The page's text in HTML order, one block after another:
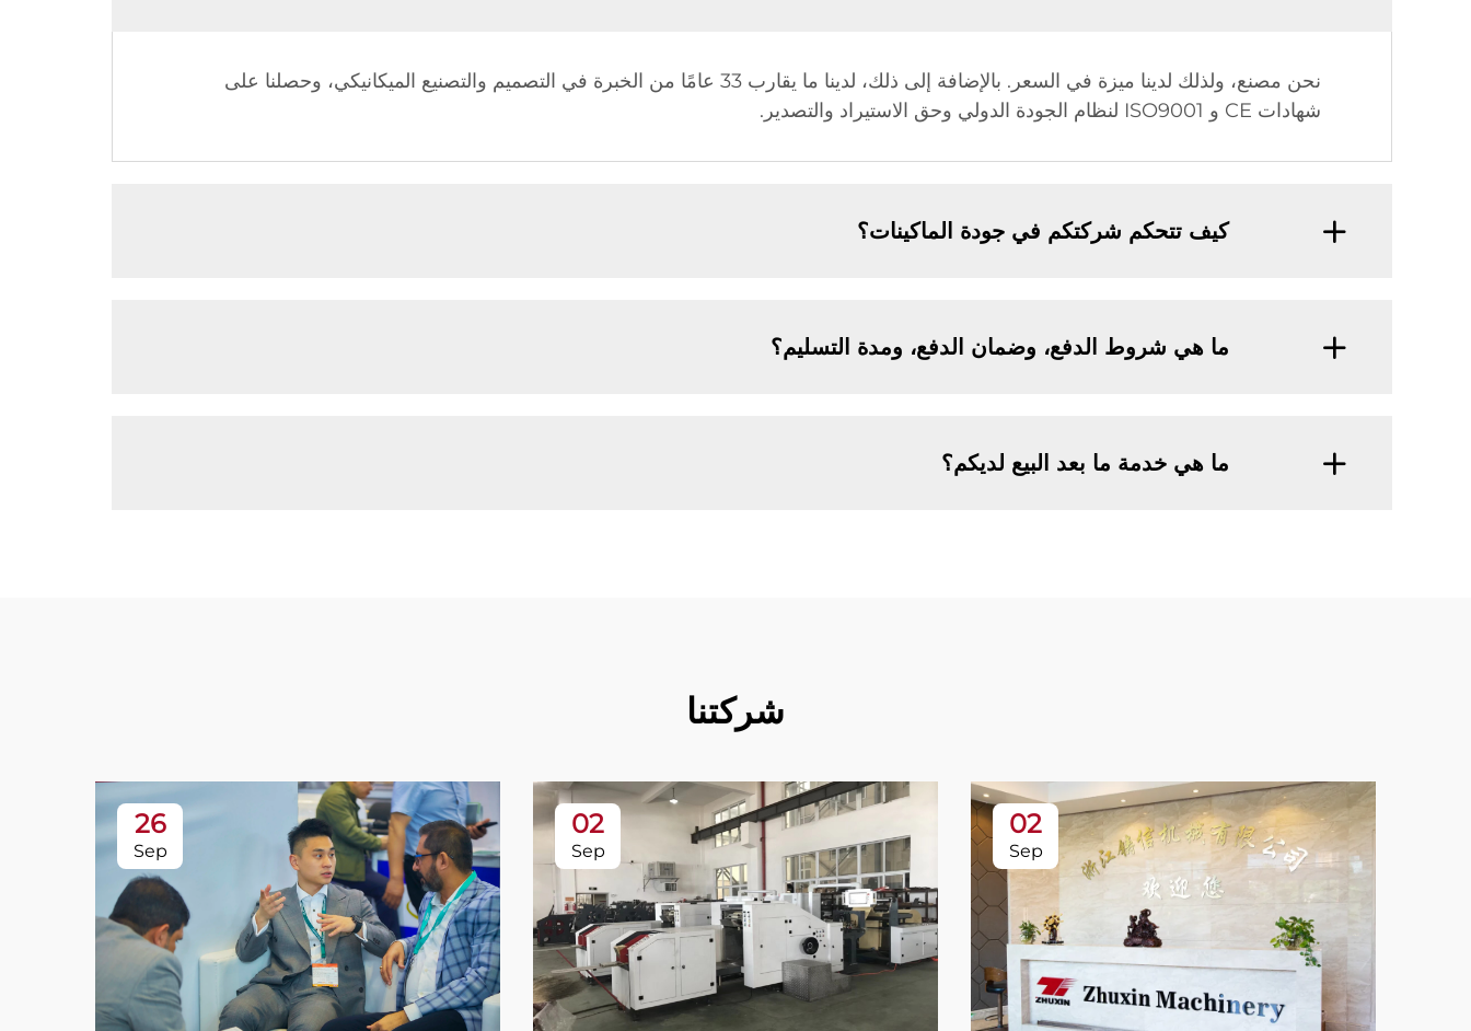
نحن مصنع، ولذلك لدينا ميزة في السعر. بالإضافة إلى ذلك، لدينا ما يقارب 33 عامًا من الخبرة في التصميم والتصنيع الميكانيكي، وحصلنا على
شهادات CE و ISO9001 لنظام الجودة الدولي وحق الاستيراد والتصدير.
كيف تتحكم شركتكم في جودة الماكينات؟
ما هي شروط الدفع، وضمان الدفع، ومدة التسليم؟
ما هي خدمة ما بعد البيع لديكم؟
شركتنا
02
Sep
02
Sep
26
Sep